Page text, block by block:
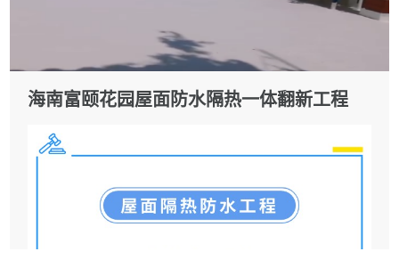
海南富颐花园屋面防水隔热一体翻新工程